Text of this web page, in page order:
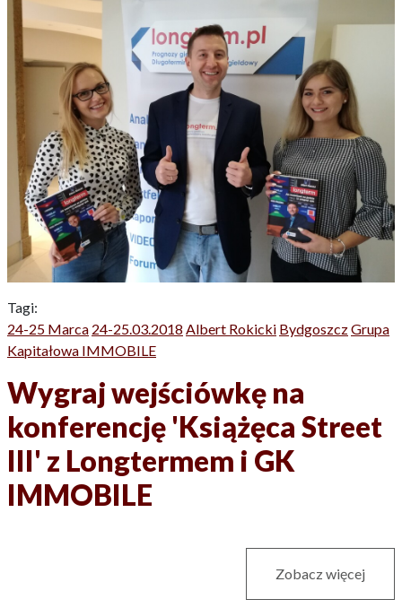
Tagi:
24-25 Marca 24-25.03.2018 Albert Rokicki BydgoszczGrupa
Kapitałowa IMMOBILE
Wygraj wejściówkę na
konferencję 'Książęca Street
III' z Longtermem i GK
IMMOBILE
Zobacz więcej